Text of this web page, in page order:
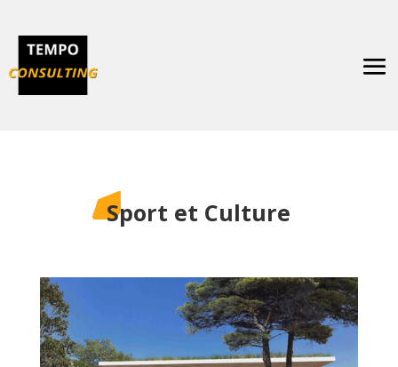
Sport et Culture